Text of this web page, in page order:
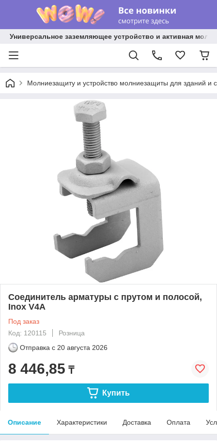
Универсальное заземляющее устройство и активная
Молниезащиту и устройство молниезащиты для зданий и
Соединитель арматуры с прутом и полосой,
Inox V4A
Под заказ
Код: 120115
Розница
Отправка с 20 августа 2026
8 446,85 ₸
Купить
Описание Характеристики Доставка Оплата